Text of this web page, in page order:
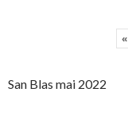
«
San Blas mai 2022